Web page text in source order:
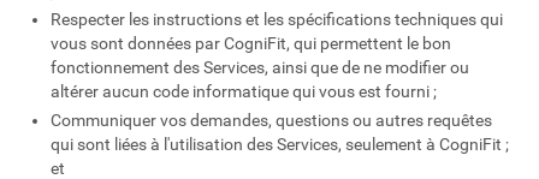
Respecter les instructions et les spécifications techniques qui
vous sont données par CogniFit, qui permettent le bon
fonctionnement des Services, ainsi que de ne modifier ou
altérer aucun code informatique qui vous est fourni ;
Communiquer vos demandes, questions ou autres requêtes
qui sont liées à l'utilisation des Services, seulement à CogniFit ;
et